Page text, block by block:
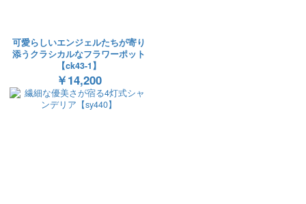
可愛らしいエンジェルたちが寄り
添うクラシカルなフラワーポット
【ck43-1】
￥14,200